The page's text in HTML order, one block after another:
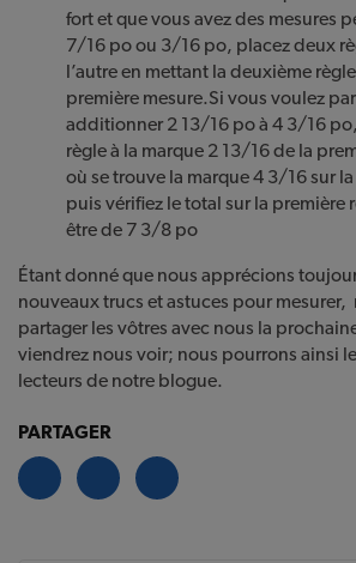
fort et que vous avez des mesures
7/16 po ou 3/16 po, placez deux
l’autre en mettant la deuxième
première mesure.Si vous voulez
additionner 2 13/16 po à 4 3/16
règle à la marque 2 13/16 de la
où se trouve la marque 4 3/16 sur
puis vérifiez le total sur la première
être de 7 3/8 po
Étant donné que nous apprécions
nouveaux trucs et astuces pour mesurer,
partager les vôtres avec nous la
viendrez nous voir; nous pourrons ainsi
lecteurs de notre blogue.
PARTAGER